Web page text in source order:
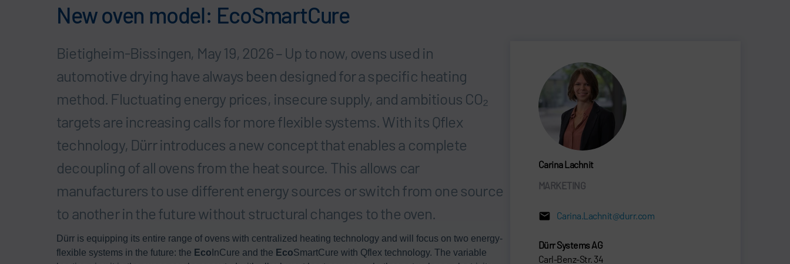
New oven model: EcoSmartCure
Bietigheim-Bissingen, May 19, 2026 – Up to now, ovens used in
automotive drying have always been designed for a specific heating
method. Fluctuating energy prices, insecure supply, and ambitious CO₂
targets are increasing calls for more flexible systems. With its Qflex
technology, Dürr introduces a new concept that enables a complete
decoupling of all ovens from the heat source. This allows car
manufacturers to use different energy sources or switch from one source
to another in the future without structural changes to the oven.
Dürr is equipping its entire range of ovens with centralized heating technology and will focus on two energy-
flexible systems in the future: the Eco InCure and the EcoSmartCure with Qflex technology. The variable
Carina Lachnit
MARKETING
Carina.Lachnit@durr.com
Dürr Systems AG
Carl-Benz-Str. 34